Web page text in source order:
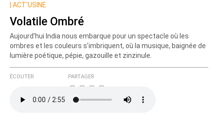
ACT’USINE
Volatile Ombré
Aujourd’hui India nous embarque pour un spectacle où les
ombres et les couleurs s’imbriquent, où la musique, baignée de
lumière poétique, pépie, gazouille et zinzinule.
ÉCOUTER PARTAGER